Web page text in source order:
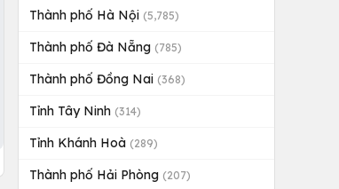
Thành phố Hà Nội (5,785)
Thành phố Đà Nẵng (785)
Thành phố Đồng Nai (368)
Tỉnh Tây Ninh (314)
Tỉnh Khánh Hoà (289)
Thành phố Hải Phòng (207)